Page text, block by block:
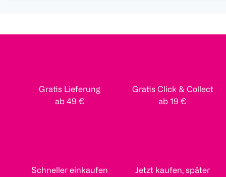
Gratis Lieferung
ab 49 €
Gratis Click & Collect
ab 19 €
Schneller einkaufen
Jetzt kaufen, später